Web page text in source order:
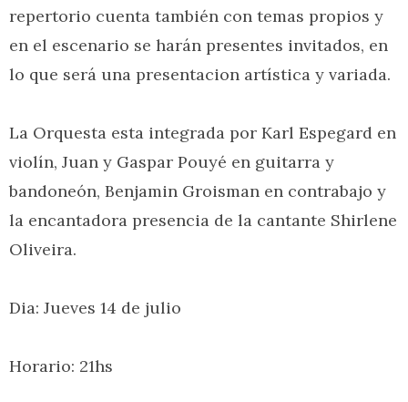
repertorio cuenta también con temas propios y
en el escenario se harán presentes invitados, en
lo que será una presentacion artística y variada.
La Orquesta esta integrada por Karl Espegard en
violín, Juan y Gaspar Pouyé en guitarra y
bandoneón, Benjamin Groisman en contrabajo y
la encantadora presencia de la cantante Shirlene
Oliveira.
Dia: Jueves 14 de julio
Horario: 21hs